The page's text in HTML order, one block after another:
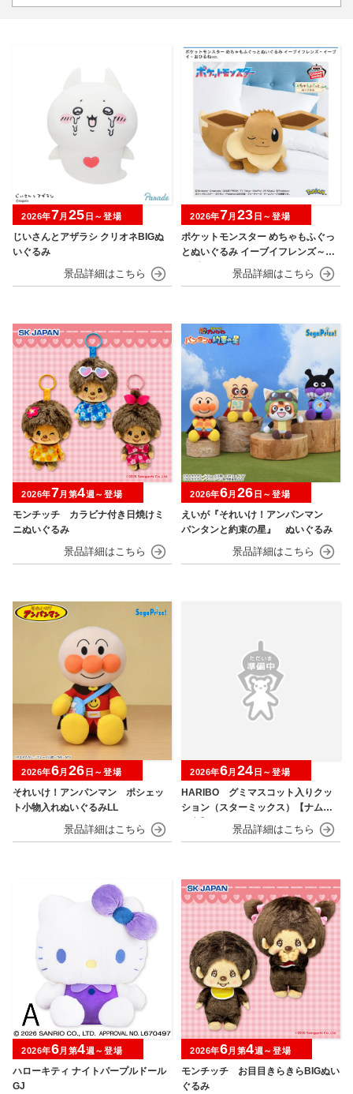
じいさんとアザラシ クリオネBIGぬ
いぐるみ
2026年7月 25 日～登場
ポケットモンスター めちゃもふぐっ
とぬいぐるみ イーブイフレンズ～イ
ーブイ～おひるねver.
2026年7月 23 日～登場
モンチッチ カラビナ付き日焼けミ
ニぬいぐるみ
2026年7月第4週～登場
えいが『それいけ！アンパンマン
パンタンと約束の星』 ぬいぐるみ
2026年6月 26 日～登場
それいけ！アンパンマン ポシェッ
ト小物入れぬいぐるみLL
2026年6月 26 日～登場
HARIBO グミマスコット入りクッ
ション（スターミックス）【ナムコ
2026年6月 24 日～登場
ハローキティ ナイトパープルドール
GJ
2026年6月第4週～登場
モンチッチ お目目きらきらBIGぬい
ぐるみ
2026年6月第4週～登場